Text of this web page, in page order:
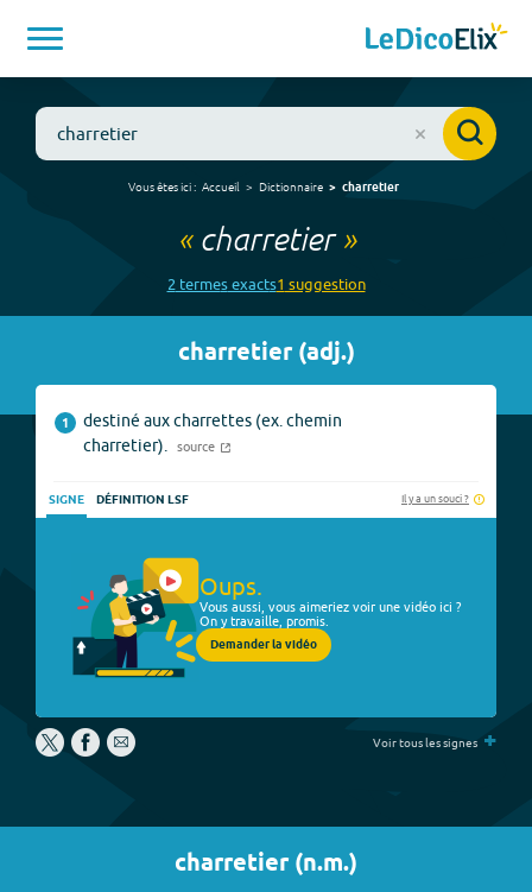
Vous êtes ici : Accueil Dictionnaire charretier
« charretier»
2 termesexacts1 suggestion
charretier(adj.)
1
destiné aux charrettes (ex. chemin
charretier).
source
SIGNE DÉFINITION LSF Il y a un souci ?
Oups.
Vous aussi, vous aimeriez voir une vidéo ici ?
On y travaille, promis.
Demander la vidéo
Voir tous les signes +
charretier(n.m.)